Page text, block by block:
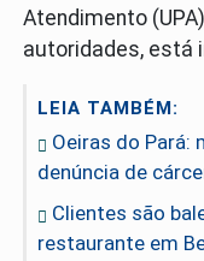
Atendimento
autoridades, está
LEIA TAMBÉM:
Oeiras do Pará:
denúncia de
Clientes são
restaurante em